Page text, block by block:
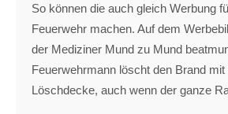
So können die auch gleich Werbung
Feuerwehr machen. Auf dem
der Mediziner Mund zu Mund
Feuerwehrmann löscht den Brand mit
Löschdecke, auch wenn der ganze